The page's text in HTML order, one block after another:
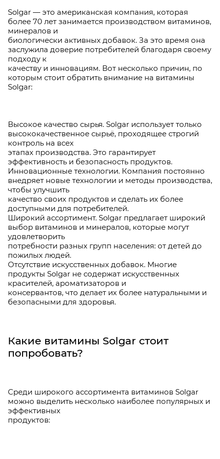
Solgar — это американская компания, которая
более 70 лет занимается производством витаминов,
минералов и
биологически активных добавок. За это время она
заслужила доверие потребителей благодаря своему
подходу к
качеству и инновациям. Вот несколько причин, по
которым стоит обратить внимание на витамины
Solgar:
Высокое качество сырья. Solgar использует только
высококачественное сырьё, проходящее строгий
контроль на всех
этапах производства. Это гарантирует
эффективность и безопасность продуктов.
Инновационные технологии. Компания постоянно
внедряет новые технологии и методы производства,
чтобы улучшить
качество своих продуктов и сделать их более
доступными для потребителей.
Широкий ассортимент. Solgar предлагает широкий
выбор витаминов и минералов, которые могут
удовлетворить
потребности разных групп населения: от детей до
пожилых людей.
Отсутствие искусственных добавок. Многие
продукты Solgar не содержат искусственных
красителей, ароматизаторов и
консервантов, что делает их более натуральными и
безопасными для здоровья.
Какие витамины Solgar стоит
попробовать?
Среди широкого ассортимента витаминов Solgar
можно выделить несколько наиболее популярных и
эффективных
продуктов: